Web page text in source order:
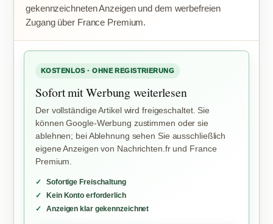
gekennzeichneten Anzeigen und dem werbefreien
Zugang über France Premium.
KOSTENLOS · OHNE REGISTRIERUNG
Sofort mit Werbung weiterlesen
Der vollständige Artikel wird freigeschaltet. Sie
können Google-Werbung zustimmen oder sie
ablehnen; bei Ablehnung sehen Sie ausschließlich
eigene Anzeigen von Nachrichten.fr und France
Premium.
Sofortige Freischaltung
Kein Konto erforderlich
Anzeigen klar gekennzeichnet